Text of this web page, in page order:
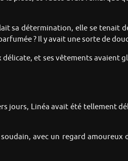
sa détermination, elle se tenait
? Il y avait une sorte de
et ses vêtements
jours, Linéa avait été tellement
avec un regard